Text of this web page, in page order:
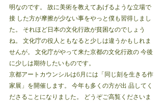
明なのです。 故に美術を教えてあげるような立場で
接 した方が摩擦が少ない事をやっと僕も習得しまし
た。 それほど日本の文化行政が貧困なのでしょう
ね。 文化庁の役人ともなると少しは違うかもしれま
せんが。 文化庁がやって来た京都の文化行政の 今後
に少しは期待したいものです。
京都アートカウンシルは6月には「同じ刻を生きる作
家展」を開催します。 今年も多くの方が出 品してく
ださることになりました。 どうぞご高覧くださいま